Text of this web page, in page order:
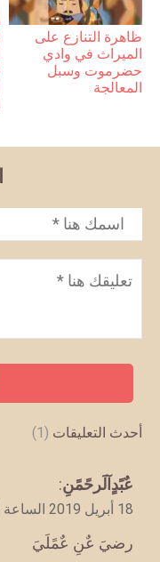
ظاهرة التنازع على
الميراث في وادي
حضرموت وسبل
المعالجة
الاسم *
تعليق
أحدث التعليقات (1)
يقول
عٌبًدٍآلَرحًمًنِ:
18 أبريل 2019 الساعة 4:24 م
رضيَ عٌنِ عٌمًلَيَ